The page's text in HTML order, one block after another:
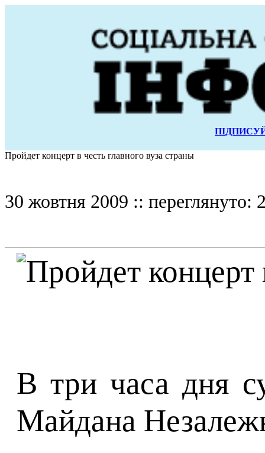
Пройдет концерт в честь главного вуза страны
30 жовтня 2009 :: переглянуто:
В три часа дня
Майдана